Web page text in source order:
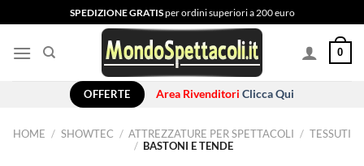
ai
contenuti
SPEDIZIONE GRATISper ordini superiori a 200 euro
0
OFFERTE Area Rivenditori Clicca Qui
HOME / SHOWTEC / ATTREZZATURE PER SPETTACOLI / TESSUTI
/ BASTONI E TENDE